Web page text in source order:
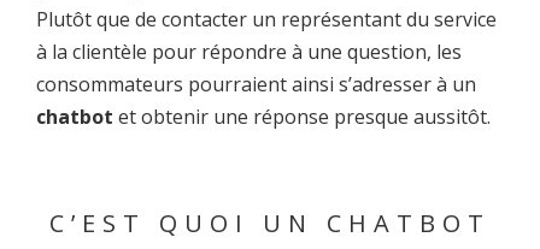
Plutôt que de contacter un représentant du service
à la clientèle pour répondre à une question, les
consommateurs pourraient ainsi s’adresser à un
chatbot et obtenir une réponse presque aussitôt.
C’EST QUOI UN CHATBOT